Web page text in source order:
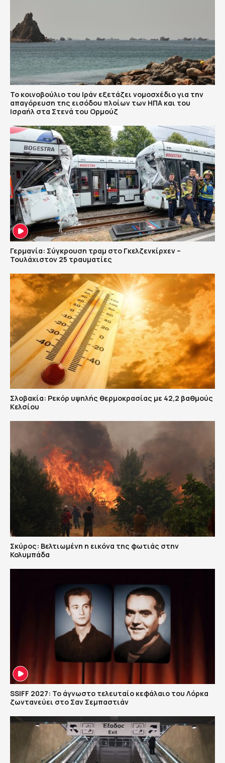
To κοινοβούλιο του Ιράν εξετάζει νομοσχέδιο για την
απαγόρευση της εισόδου πλοίων των ΗΠΑ και του
Ισραήλ στα Στενά του Ορμούζ
Γερμανία: Σύγκρουση τραμ στο Γκελζενκίρχεν –
Τουλάχιστον 25 τραυματίες
Σλοβακία: Ρεκόρ υψηλής θερμοκρασίας με 42,2 βαθμούς
Κελσίου
Σκύρος: Βελτιωμένη η εικόνα της φωτιάς στην
Κολυμπάδα
SSIFF 2027: Το άγνωστο τελευταίο κεφάλαιο του Λόρκα
ζωντανεύει στο Σαν Σεμπαστιάν